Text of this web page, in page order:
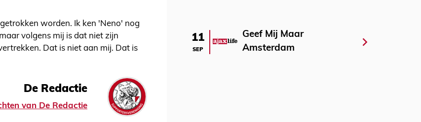
worden. Ik ken 'Neno' nog
volgens mij is dat niet zijn
Dat is niet aan mij. Dat is
De Redactie
van De Redactie
11
SEP
Geef Mij Maar
Amsterdam